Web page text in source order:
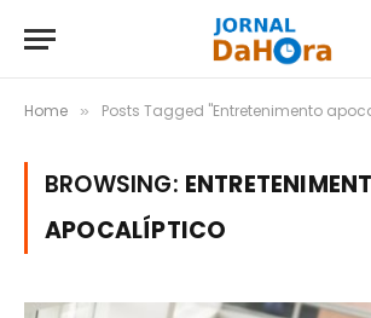
Home » Posts Tagged "Entretenimento
BROWSING:
APOCALÍPTICO